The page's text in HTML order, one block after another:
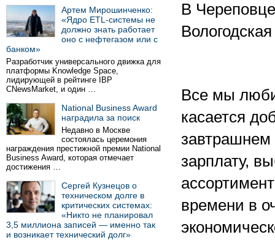
Артем Мирошинченко:
«Ядро ETL-системы не
должно знать работает
оно с нефтегазом или с
банком»
Разработчик универсального движка для
платформы Knowledge Space,
лидирующей в рейтинге IBP
CNewsMarket, и один …
National Business Award
наградила за поиск
Недавно в Москве
состоялась церемония
награждения престижной премии National
Business Award, которая отмечает
достижения …
Сергей Кузнецов о
техническом долге в
критических системах:
«Никто не планировал
3,5 миллиона записей — именно так
и возникает технический долг»
В
Все мы
касается
завтрашнем
зарплату,
времени в